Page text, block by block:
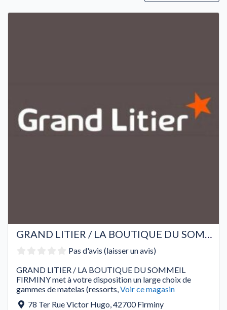
GRAND LITIER / LA BOUTIQUE DU SOMMEIL FIRMINY
Pas d'avis (laisser un avis)
GRAND LITIER / LA BOUTIQUE DU SOMMEIL
FIRMINY met à votre disposition un large choix de
gammes de matelas (ressorts,Voir ce magasin
78 Ter Rue Victor Hugo,42700 Firminy